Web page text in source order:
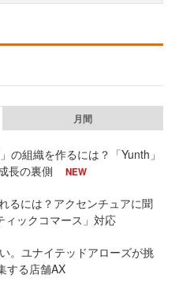
月間
の組織を作るには？「Yunth」
長の裏側
NEW
るには？アクセンチュアに聞
ィックコマース」対応
。ユナイテッドアローズが挑
する店舗AX